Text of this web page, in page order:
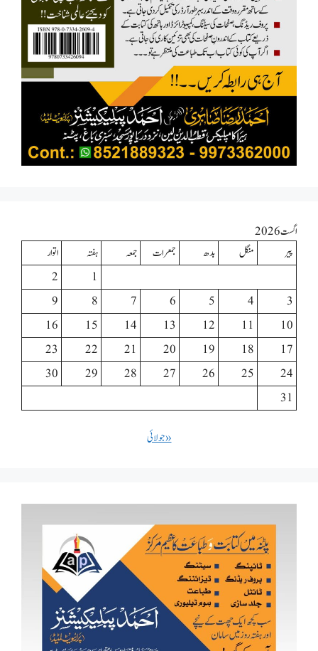
اگست 2026
پیر
منگل بدھ جمعرات جمعہ ہفتہ
اتوار
1
2
3
4
5
6
7
8
9
10
11
12
13
14
15
16
17
18
19
20
21
22
23
24
25
26
27
28
29
30
31
« جولائی